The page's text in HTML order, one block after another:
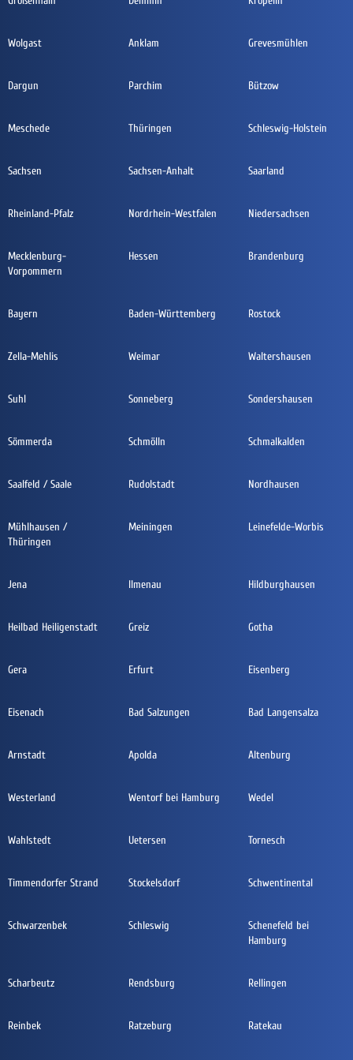
Wolgast Anklam Grevesmühlen
Dargun Parchim Bützow
Meschede Thüringen Schleswig-Holstein
Sachsen Sachsen-Anhalt Saarland
Rheinland-Pfalz Nordrhein-Westfalen Niedersachsen
Mecklenburg-
Vorpommern
Hessen Brandenburg
Bayern Baden-Württemberg Rostock
Zella-Mehlis Weimar Waltershausen
Suhl Sonneberg Sondershausen
Sömmerda Schmölln Schmalkalden
Saalfeld / Saale Rudolstadt Nordhausen
Mühlhausen /
Thüringen
Meiningen Leinefelde-Worbis
Jena Ilmenau Hildburghausen
Heilbad Heiligenstadt Greiz Gotha
Gera Erfurt Eisenberg
Eisenach Bad Salzungen Bad Langensalza
Arnstadt Apolda Altenburg
Westerland Wentorf bei Hamburg Wedel
Wahlstedt Uetersen Tornesch
Timmendorfer Strand Stockelsdorf Schwentinental
Schwarzenbek Schleswig
Schenefeld bei
Hamburg
Scharbeutz Rendsburg Rellingen
Reinbek Ratzeburg Ratekau